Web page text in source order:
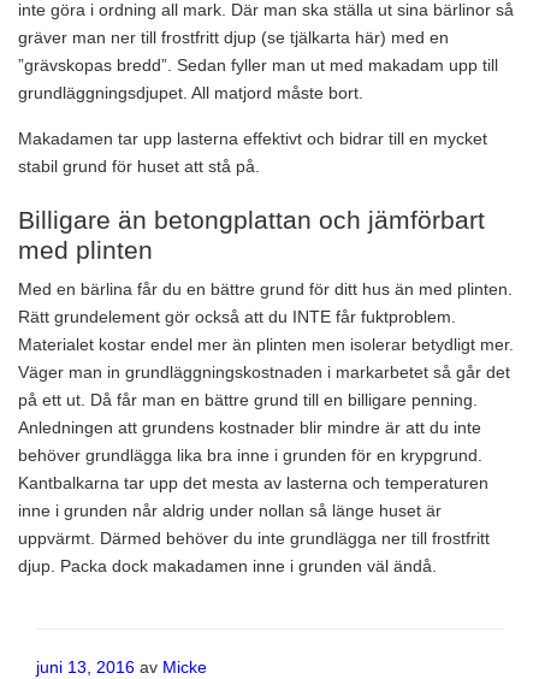
inte göra i ordning all mark. Där man ska ställa ut sina bärlinor så
gräver man ner till frostfritt djup (se tjälkarta här) med en
”grävskopas bredd”. Sedan fyller man ut med makadam upp till
grundläggningsdjupet. All matjord måste bort.
Makadamen tar upp lasterna effektivt och bidrar till en mycket
stabil grund för huset att stå på.
Billigare än betongplattan och jämförbart
med plinten
Med en bärlina får du en bättre grund för ditt hus än med plinten.
Rätt grundelement gör också att du INTE får fuktproblem.
Materialet kostar endel mer än plinten men isolerar betydligt mer.
Väger man in grundläggningskostnaden i markarbetet så går det
på ett ut. Då får man en bättre grund till en billigare penning.
Anledningen att grundens kostnader blir mindre är att du inte
behöver grundlägga lika bra inne i grunden för en krypgrund.
Kantbalkarna tar upp det mesta av lasterna och temperaturen
inne i grunden når aldrig under nollan så länge huset är
uppvärmt. Därmed behöver du inte grundlägga ner till frostfritt
djup. Packa dock makadamen inne i grunden väl ändå.
Publicerat
juni 13, 2016 av Micke